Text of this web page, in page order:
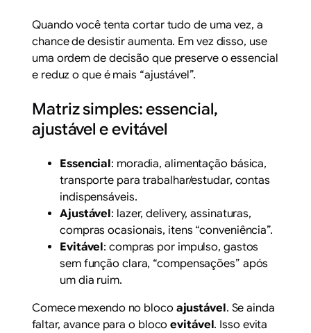
Quando você tenta cortar tudo de uma vez, a
chance de desistir aumenta. Em vez disso, use
uma ordem de decisão que preserve o essencial
e reduz o que é mais “ajustável”.
Matriz simples: essencial,
ajustável e evitável
Essencial: moradia, alimentação básica,
transporte para trabalhar/estudar, contas
indispensáveis.
Ajustável: lazer, delivery, assinaturas,
compras ocasionais, itens “conveniência”.
Evitável: compras por impulso, gastos
sem função clara, “compensações” após
um dia ruim.
Comece mexendo no bloco ajustável. Se ainda
faltar, avance para o blocoevitável. Isso evita